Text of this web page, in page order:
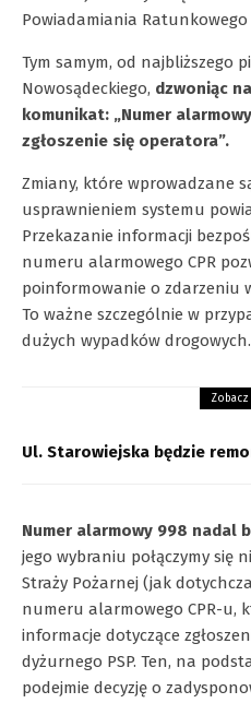
Powiadamiania Ratunkowego
Tym samym, od najbliższego
Nowosądeckiego, dzwoniąc
komunikat: „Numer
zgłoszenie się operatora”.
Zmiany, które wprowadzane
usprawnieniem systemu
Przekazanie informacji
numeru alarmowego CPR
poinformowanie o zdarzeniu
To ważne szczególnie w
dużych wypadków drogowych.
Zobacz
Ul. Starowiejska będzie
Numer alarmowy 998 nadal
jego wybraniu połączymy się
Straży Pożarnej (jak
numeru alarmowego CPR-u,
informacje dotyczące
dyżurnego PSP. Ten, na
podejmie decyzję o